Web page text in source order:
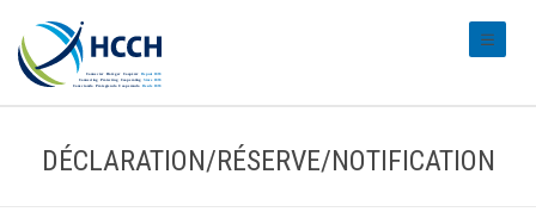
DÉCLARATION/RÉSERVE/NOTIFICATION